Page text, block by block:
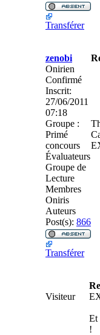
Transférer
zenobi
Onirien
Confirmé
Inscrit:
27/06/2011
07:18
Groupe :
Primé
concours
Évaluateurs
Groupe de
Lecture
Membres
Oniris
Auteurs
Post(s): 866
Transférer
Visiteur
Et
!